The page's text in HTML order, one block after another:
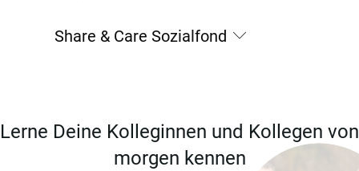
Share & Care Sozialfond
Lerne Deine Kolleginnen und Kollegen von
morgen kennen